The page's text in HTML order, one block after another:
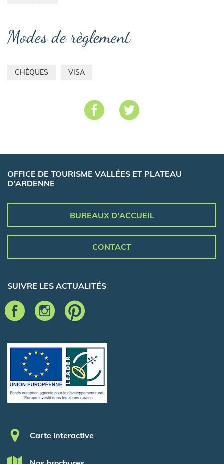
Modes de règlement
CHÈQUES VISA
OFFICE DE TOURISME VALLÉES ET PLATEAU
D'ARDENNE
BUREAUX D'ACCUEIL
CONTACT
SUIVRE LES ACTUALITÉS
Pied de page
Carte interactive